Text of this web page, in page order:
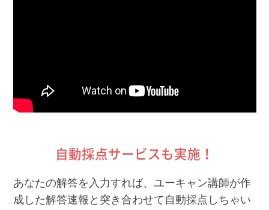
自動採点サービスも実施！
あなたの解答を入力すれば、ユーキャン講師が作
成した解答速報と突き合わせて自動採点しちゃい